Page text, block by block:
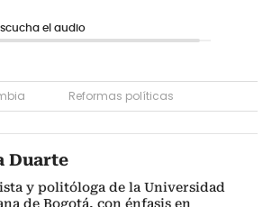
el audio
Reformas políticas
Duarte
y politóloga de la Universidad
de Bogotá, con énfasis en